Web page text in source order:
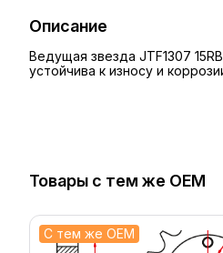
Описание
Ведущая звезда JTF1307
устойчива к износу и
Товары с тем же OEM
С тем же OEM